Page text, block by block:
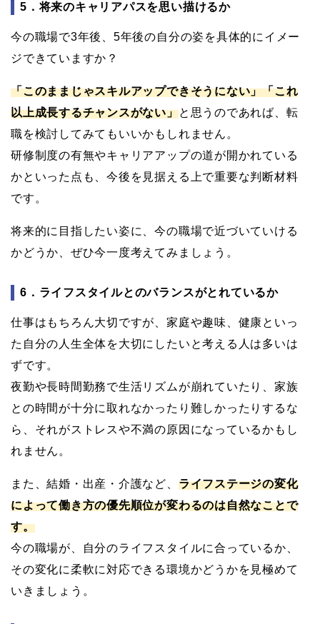
5．将来のキャリアパスを思い描けるか
今の職場で3年後、5年後の自分の姿を具体的にイメー
ジできていますか？
「このままじゃスキルアップできそうにない」「これ
以上成長するチャンスがない」と思うのであれば、転
職を検討してみてもいいかもしれません。
研修制度の有無やキャリアアップの道が開かれている
かといった点も、今後を見据える上で重要な判断材料
です。
将来的に目指したい姿に、今の職場で近づいていける
かどうか、ぜひ今一度考えてみましょう。
6．ライフスタイルとのバランスがとれているか
仕事はもちろん大切ですが、家庭や趣味、健康といっ
た自分の人生全体を大切にしたいと考える人は多いは
ずです。
夜勤や長時間勤務で生活リズムが崩れていたり、家族
との時間が十分に取れなかったり難しかったりするな
ら、それがストレスや不満の原因になっているかもし
れません。
また、結婚・出産・介護など、 ライフステージの変化
によって働き方の優先順位が変わるのは自然なことで
す。
今の職場が、自分のライフスタイルに合っているか、
その変化に柔軟に対応できる環境かどうかを見極めて
いきましょう。